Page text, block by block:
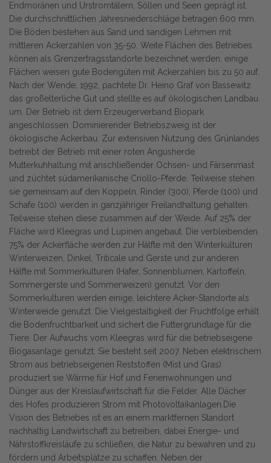
Endmoränen und Urstromtälern, Söllen und Seen geprägt ist.
Die durchschnittlichen Jahresniederschläge betragen 600 mm.
Die Böden bestehen aus Sand und sandigen Lehmen mit
mittleren Ackerzahlen von 35-50. Weite Flächen des Betriebes
können als Grenzertragsstandorte bezeichnet werden, einige
Flächen weisen gute Bodengüten mit Ackerzahlen bis zu 50 auf.
Nach der Wende, 1992, pachtete Dr. Heino Graf von Bassewitz
das großelterliche Gut und stellte es auf ökologischen Landbau
um. Der Betrieb ist dem Erzeugerverband Biopark
angeschlossen. Dominierender Betriebszweig ist der
ökologische Ackerbau. Zur extensiven Nutzung des Grünlandes
betreibt der Betrieb mit einer roten Angusherde
Mutterkuhhaltung mit anschließender Ochsen- und Färsenmast
und züchtet südamerikanische Criollo-Pferde. Teilweise stehen
sie gemeinsam auf den Koppeln. Rinder (300), Pferde (100) und
Schafe (100) werden in ganzjähriger Freilandhaltung gehalten.
Teilweise stehen diese zusammen auf der Weide. Auf 25% der
Fläche wird Kleegras und Lupinen angebaut. Die verbleibenden
75% der Ackerfläche werden zur Hälfte mit den Winterkulturen
Winterweizen, Dinkel, Triticale und Gerste und zur anderen
Hälfte mit Sommerkulturen (Hafer, Sonnenblumen, Kartoffeln,
Sommergerste und Sommerweizen) genutzt. Vor den
Sommerkulturen werden einige, leichtere Acker-Standorte als
Winterweide genutzt. Die Vielgestaltigkeit der Fruchtfolge erhält
die Bodenfruchtbarkeit und sichert die Futtergrundlage für die
Tiere. Der Aufwuchs vom Kleegras wird für die betriebseigene
Biogasanlage genutzt. Sie besteht seit 2007. Neben elektrischem
Strom aus betriebseigenen Reststoffen (Mist und Gras)
produziert sie Wärme für Hof und Ferienwohnungen und
Dünger aus der Kreislaufwirtschaft für die Felder. Alle Dächer
des Hofes produzieren Strom mit Photovoltaikanlagen.Die
Vision des Betriebes ist es an einem marktfernen Standort
nachhaltig Landwirtschaft zu betreiben, dabei Energie- und
Nährstoffkreisläufe zu schließen, die Natur zu bewahren und zu
fördern und Arbeitsplätze zu schaffen. Neben der